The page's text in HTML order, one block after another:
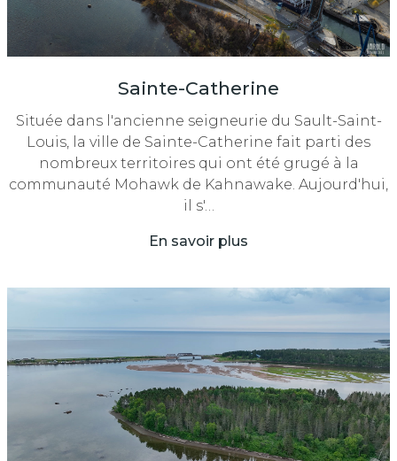
Sainte-Catherine
Située dans l'ancienne seigneurie du Sault-Saint-
Louis, la ville de Sainte-Catherine fait parti des
nombreux territoires qui ont été grugé à la
communauté Mohawk de Kahnawake. Aujourd'hui,
il s'…
En savoir plus